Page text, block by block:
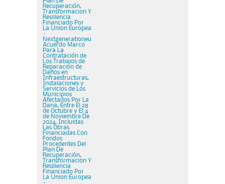
Recuperación,
Transformacion Y
Resiliencia
Financiado Por
La Union Europea
–
Nextgenerationeu
Acuerdo Marco
Para La
Contratación de
Los Trabajos de
Reparación de
Daños en
Infraestructuras,
Instalaciones y
Servicios de Los
Municipios
Afectados Por La
Dana, Entre El 28
de Octubre y El 4
de Noviembre De
2024, Incluidas
Las Obras
Financiadas Con
Fondos
Procedentes Del
Plan De
Recuperación,
Transformacion Y
Resiliencia
Financiado Por
La Union Europea
–